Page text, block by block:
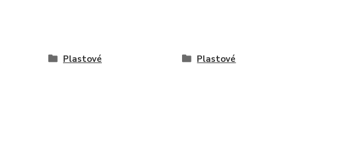
Plastové Plastové